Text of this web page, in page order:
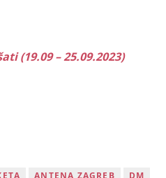
(19.09 – 25.09.2023)
ANTENA ZAGREB
DM